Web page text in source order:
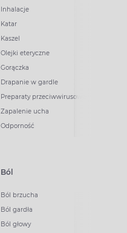
Inhalacje
Katar
Kaszel
Olejki eteryczne
Gorączka
Drapanie w gardle
Preparaty przeciwwirusowe
Zapalenie ucha
Odporność
Ból
Ból brzucha
Ból gardła
Ból głowy